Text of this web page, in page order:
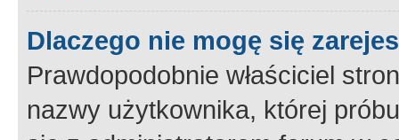
Dlaczego nie mogę się
Prawdopodobnie właściciel
nazwy użytkownika, której